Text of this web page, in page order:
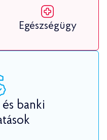
Egészségügy
banki